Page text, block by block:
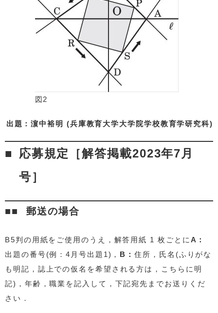
図2
出題：濵中裕明 (兵庫教育大学大学院学校教育学研究科)
応募規定［解答掲載2023年7月
号］
郵送の場合
B5判の用紙をご使用のうえ，解答用紙 1 枚ごとに A：
出題の番号(例：4月号出題1)， B：住所，氏名(ふりがな
も明記，誌上での仮名を希望される方は，こちらに明
記)，年齢，職業を記入して，下記宛先までお送りくだ
さい．